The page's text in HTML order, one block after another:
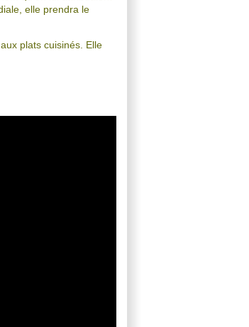
elle prendra le
plats cuisinés. Elle